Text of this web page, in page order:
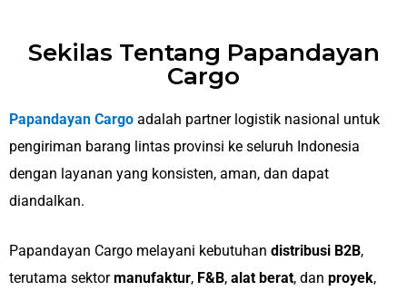
Sekilas Tentang Papandayan
Cargo
Papandayan Cargo adalah partner logistik nasional untuk
pengiriman barang lintas provinsi ke seluruh Indonesia
dengan layanan yang konsisten, aman, dan dapat
diandalkan.
Papandayan Cargo melayani kebutuhan distribusi B2B,
terutama sektormanufaktur, F&B, alat berat, dan proyek,